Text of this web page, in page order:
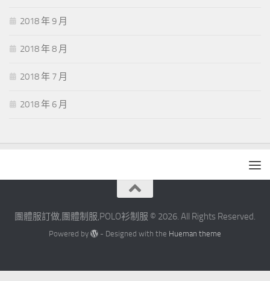
2018 年 9 月
2018 年 8 月
2018 年 7 月
2018 年 6 月
團體服訂做,團體制服,POLO衫制服 © 2026. All Rights Reserved.
Powered by - Designed with the Hueman theme